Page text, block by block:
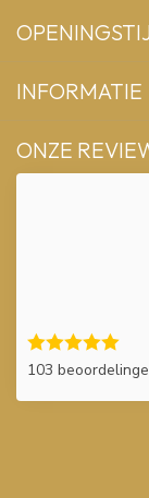
INFORMATIE
ONZE
103